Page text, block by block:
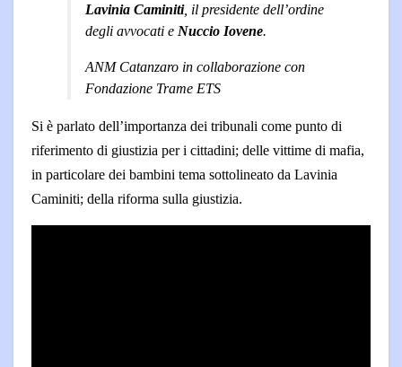
Lavinia Caminiti, il presidente dell’ordine
degli avvocati e Nuccio Iovene.
ANM Catanzaro in collaborazione con
Fondazione Trame ETS
Si è parlato dell’importanza dei tribunali come punto di
riferimento di giustizia per i cittadini; delle vittime di mafia,
in particolare dei bambini tema sottolineato da Lavinia
Caminiti; della riforma sulla giustizia.